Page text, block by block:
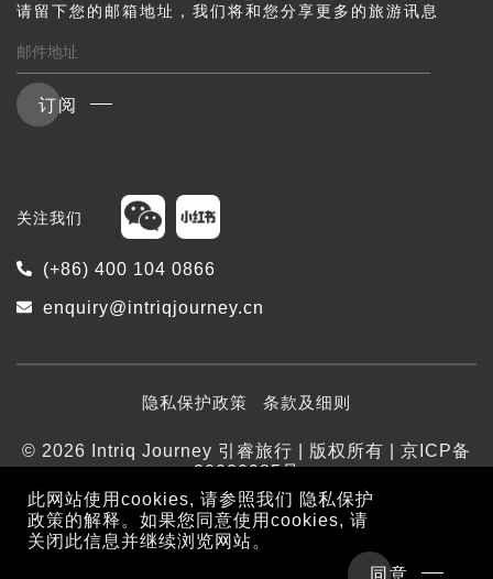
请留下您的邮箱地址，我们将和您分享更多的旅游讯息
订阅
关注我们
(+86) 400 104 0866
enquiry@intriqjourney.cn
隐私保护政策 条款及细则
© 2026 Intriq Journey 引睿旅行 | 版权所有 | 京ICP备
20020985号
此网站使用cookies, 请参照我们 隐私保护
政策的解释。如果您同意使用cookies, 请
关闭此信息并继续浏览网站。
同意